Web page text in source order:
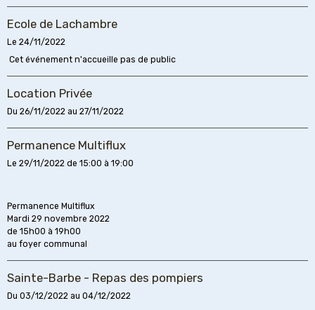
Ecole de Lachambre
Le 24/11/2022
Cet événement n'accueille pas de public
Location Privée
Du 26/11/2022 au 27/11/2022
Permanence Multiflux
Le 29/11/2022 de 15:00 à 19:00
Permanence Multiflux
Mardi 29 novembre 2022
de 15h00 à 19h00
au foyer communal
Sainte-Barbe - Repas des pompiers
Du 03/12/2022 au 04/12/2022